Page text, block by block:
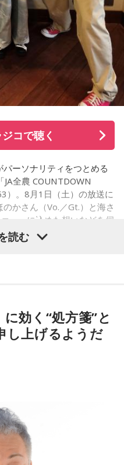
海さん
い
（土）に新曲「コニファ
でとうございます。
す。
「これ描いて死ね」のエ
。
るのは初めてじゃないよ
を読みました。それで、0
をくべて火種を燃やしてい
ゃ燃えていくみたいな。
だけでやっていくぞ！」
を作っているとき
ーマとして曲を書かせて
ルな部分が出た作品にな
て探っている曲ですよ
コで聴く
ーソナリティをつとめる
全農 COUNTDOWN
）。8月1日（土）の放送に
かさん（Vo.／Gt.）と海さ
ー」に込めた想いなどを伺
目を集め、国内大型ロッ
「SXSW（サウス・バイ・
アーの開催など、海外で
年公開の映画「惡の華」で
月から放送されたテレビド
のかさんが劇伴を担当。
の開催が決定していま
読む
効く“処方箋”と
し上げるようだ